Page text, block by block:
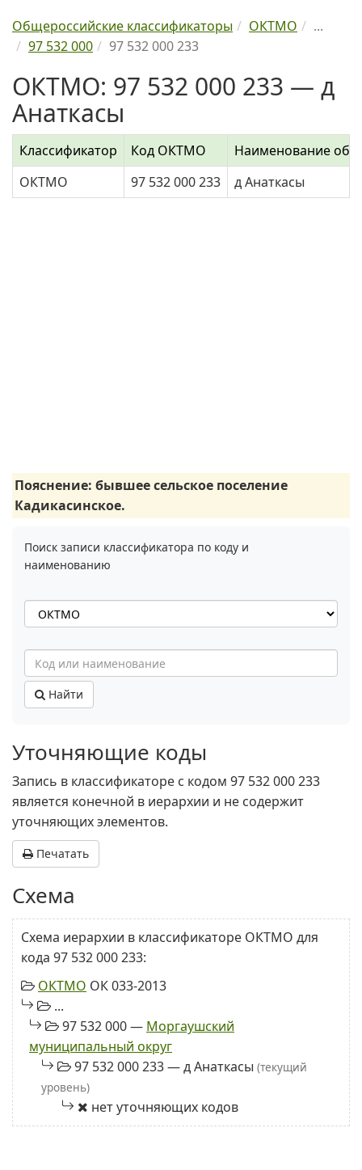
Общероссийские классификаторы ОКТМО
...
97 532 000
97 532 000 233
ОКТМО: 97 532 000 233 — д
Анаткасы
Классификатор Код ОКТМО
Наименование
ОКТМО
97 532 000 233 д Анаткасы
Пояснение: бывшее сельское поселение
Кадикасинское.
Поиск записи классификатора по коду и
наименованию
Найти
Уточняющие коды
Запись в классификаторе с кодом 97 532 000 233
является конечной в иерархии и не содержит
уточняющих элементов.
Печатать
Схема
Схема иерархии в классификаторе ОКТМО для
кода 97 532 000 233:
ОКТМО ОК 033-2013
...
97 532 000 — Моргаушский
муниципальный округ
97 532 000 233 — д Анаткасы (текущий
уровень)
нет уточняющих кодов